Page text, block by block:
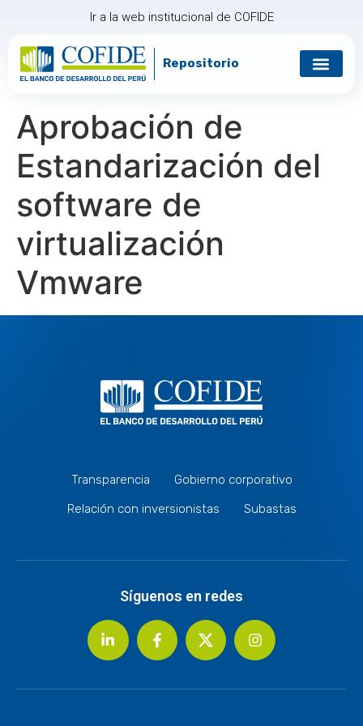
Ir a la web institucional de COFIDE
Repositorio
Aprobación de
Estandarización del
software de
virtualización
Vmware
Transparencia
Gobierno corporativo
Relación con inversionistas
Subastas
Síguenos en redes